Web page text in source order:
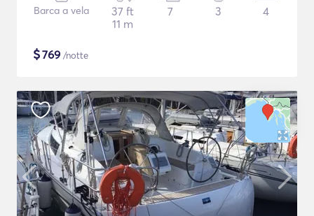
Barca a vela
37 ft
11 m
7 3 4
$769 /notte